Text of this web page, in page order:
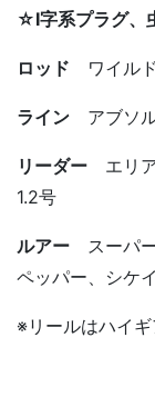
☆I字系プラグ、
ロッド ワイル
ライン アブソ
リーダー エリ
1.2号
ルアー スーパ
ペッパー、シケ
※リールはハイ